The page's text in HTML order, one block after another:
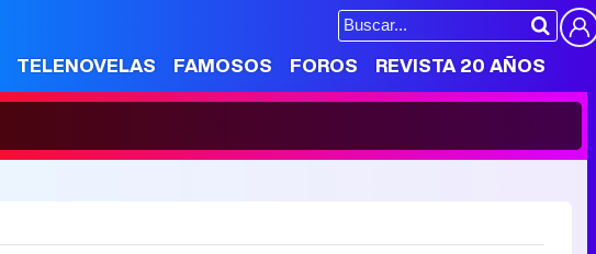
TELENOVELAS FAMOSOS FOROS REVISTA 20 AÑOS